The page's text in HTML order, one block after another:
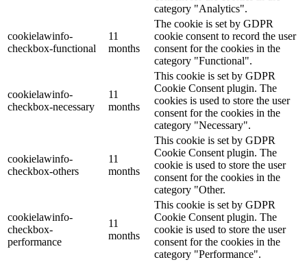
category "Analytics".
cookielawinfo-
checkbox-functional
11
months
The cookie is set by GDPR
cookie consent to record the user
consent for the cookies in the
category "Functional".
cookielawinfo-
checkbox-necessary
11
months
This cookie is set by GDPR
Cookie Consent plugin. The
cookies is used to store the user
consent for the cookies in the
category "Necessary".
cookielawinfo-
checkbox-others
11
months
This cookie is set by GDPR
Cookie Consent plugin. The
cookie is used to store the user
consent for the cookies in the
category "Other.
cookielawinfo-
checkbox-
performance
11
months
This cookie is set by GDPR
Cookie Consent plugin. The
cookie is used to store the user
consent for the cookies in the
category "Performance".